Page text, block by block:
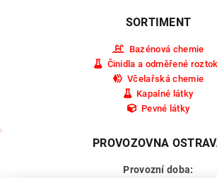
SORTIMENT
Bazénová chemie
Činidla a odměřené
Včelařská chemie
Kapalné látky
Pevné látky
PROVOZOVNA
Provozní doba: